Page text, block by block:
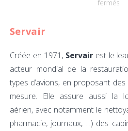
ferméssur
Servair
Créée en 1971, Servairest le
acteur mondial de la
types d’avions, en proposant
mesure. Elle assure aussi la
aérien, avec notamment le
pharmacie, journaux, …) des